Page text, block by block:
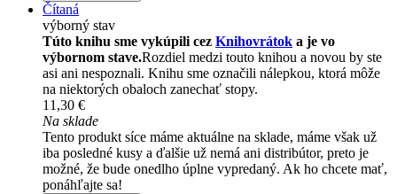
Čítaná
výborný stav
Túto knihu sme vykúpili cez Knihovrátok a je vo
výbornom stave.Rozdiel medzi touto knihou a novou by ste
asi ani nespoznali. Knihu sme označili nálepkou, ktorá môže
na niektorých obaloch zanechať stopy.
11,30 €
Na sklade
Tento produkt síce máme aktuálne na sklade, máme však už
iba posledné kusy a ďalšie už nemá ani distribútor, preto je
možné, že bude onedlho úplne vypredaný. Ak ho chcete mať,
ponáhľajte sa!